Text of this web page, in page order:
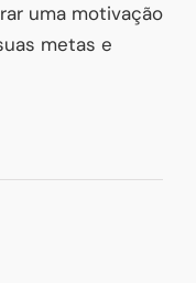
uma motivação
metas e